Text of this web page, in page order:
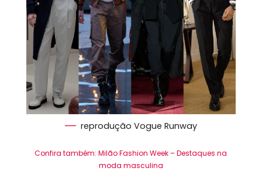
reprodução Vogue Runway
Confira também: Milão Fashion Week – Destaques na
moda masculina